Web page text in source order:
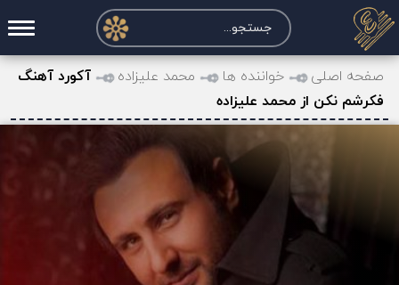
صفحه اصلی
درخواست آکورد
نت و تبلچر
تماس با ما
حساب کاربری
صفحه اصلی خواننده ها محمد علیزاده
آکورد آهنگ
فکرشم نکن از محمد علیزاده